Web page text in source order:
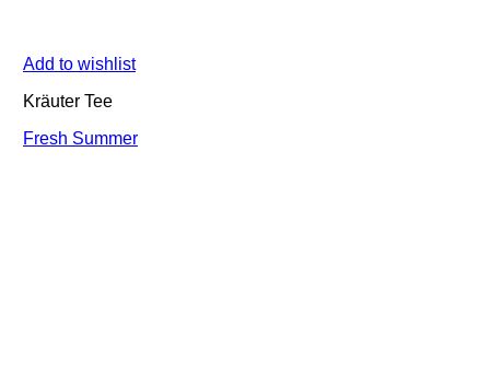
Add to wishlist
Kräuter Tee
Fresh Summer